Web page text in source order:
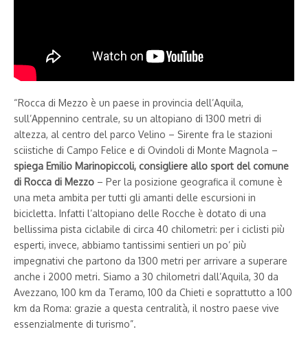
“Rocca di Mezzo è un paese in provincia dell’Aquila,
sull’Appennino centrale, su un altopiano di 1300 metri di
altezza, al centro del parco Velino – Sirente fra le stazioni
sciistiche di Campo Felice e di Ovindoli di Monte Magnola –
spiega Emilio Marinopiccoli, consigliere allo sport del comune
di Rocca di Mezzo – Per la posizione geografica il comune è
una meta ambita per tutti gli amanti delle escursioni in
bicicletta. Infatti l’altopiano delle Rocche è dotato di una
bellissima pista ciclabile di circa 40 chilometri: per i ciclisti più
esperti, invece, abbiamo tantissimi sentieri un po’ più
impegnativi che partono da 1300 metri per arrivare a superare
anche i 2000 metri. Siamo a 30 chilometri dall’Aquila, 30 da
Avezzano, 100 km da Teramo, 100 da Chieti e soprattutto a 100
km da Roma: grazie a questa centralità, il nostro paese vive
essenzialmente di turismo”.